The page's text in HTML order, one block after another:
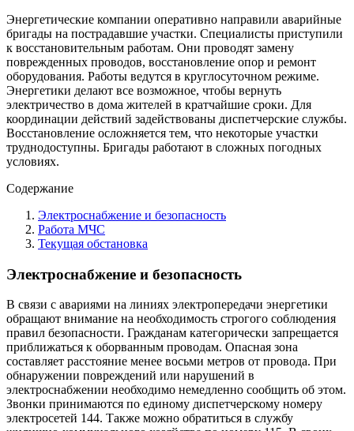
Энергетические компании оперативно направили аварийные
бригады на пострадавшие участки. Специалисты приступили
к восстановительным работам. Они проводят замену
поврежденных проводов, восстановление опор и ремонт
оборудования. Работы ведутся в круглосуточном режиме.
Энергетики делают все возможное, чтобы вернуть
электричество в дома жителей в кратчайшие сроки. Для
координации действий задействованы диспетчерские службы.
Восстановление осложняется тем, что некоторые участки
труднодоступны. Бригады работают в сложных погодных
условиях.
Содержание
Электроснабжение и безопасность
Работа МЧС
Текущая обстановка
Электроснабжение и безопасность
В связи с авариями на линиях электропередачи энергетики
обращают внимание на необходимость строгого соблюдения
правил безопасности. Гражданам категорически запрещается
приближаться к оборванным проводам. Опасная зона
составляет расстояние менее восьми метров от провода. При
обнаружении повреждений или нарушений в
электроснабжении необходимо немедленно сообщить об этом.
Звонки принимаются по единому диспетчерскому номеру
электросетей 144. Также можно обратиться в службу